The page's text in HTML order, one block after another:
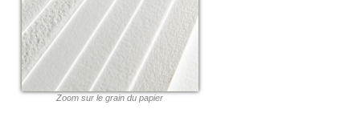
Zoom sur le grain du papier